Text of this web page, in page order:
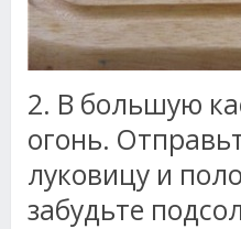
2. В большую
огонь.
луковицу и
забудьте